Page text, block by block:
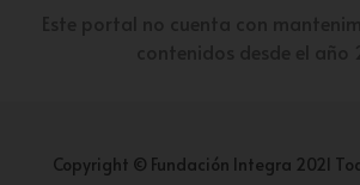
Copyright © Fundación Integra 2021